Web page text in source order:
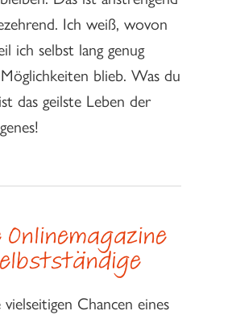
Ich weiß, wovon
ich selbst lang genug
blieb. Was du
das geilste Leben der
Chancen eines